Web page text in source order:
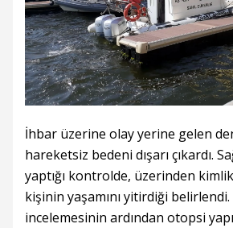
İhbar üzerine olay yerine gelen
hareketsiz bedeni dışarı çıkardı.
yaptığı kontrolde, üzerinden
kişinin yaşamını yitirdiği belirlendi.
incelemesinin ardından otopsi